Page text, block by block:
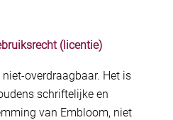
(licentie)
overdraagbaar. Het is
schriftelijke en
van Embloom, niet